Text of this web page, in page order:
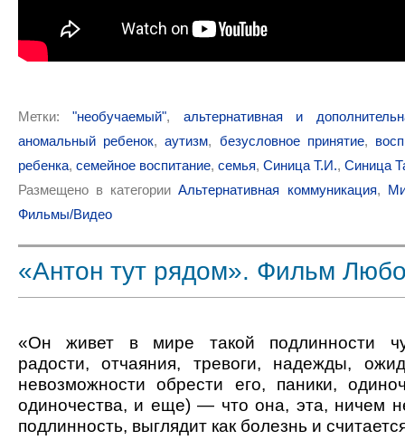
Метки:"необучаемый", альтернативная и
аномальный ребенок,аутизм, безусловное принятие,
ребенка, семейное воспитание, семья, Синица Т.И., Синица
Размещено в категорииАльтернативная коммуникация,
Фильмы/Видео
«Антон тут рядом». Фильм
«Он живет в мире такой подлинности
радости, отчаяния, тревоги, надежды,
невозможности обрести его, паники,
одиночества, и еще) — что она, эта, ничем
подлинность, выглядит как болезнь и